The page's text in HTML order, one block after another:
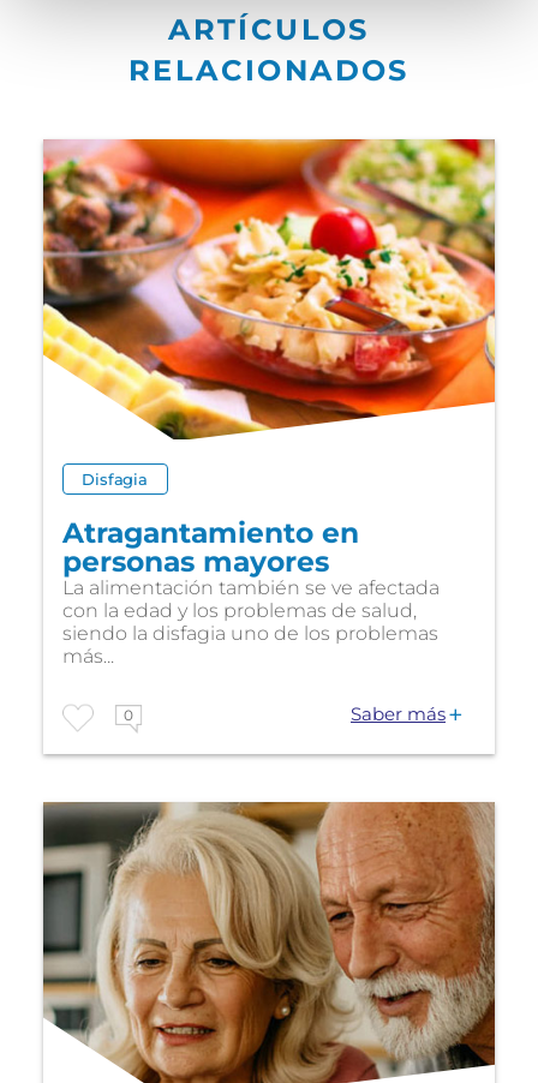
ARTÍCULOS
RELACIONADOS
Disfagia
Atragantamiento en
personas mayores
La alimentación también se ve afectada
con la edad y los problemas de salud,
siendo la disfagia uno de los problemas
más...
0 Saber más